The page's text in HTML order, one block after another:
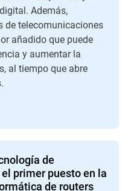
Además,
de telecomunicaciones
añadido que puede
y aumentar la
al tiempo que abre
de
primer puesto en la
de routers